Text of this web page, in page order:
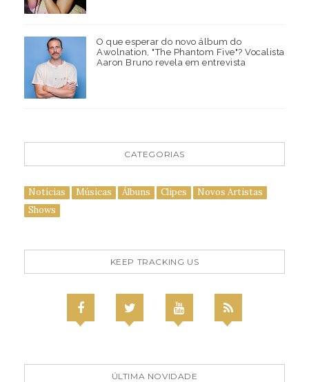
O que esperar do novo álbum do
Awolnation, "The Phantom Five"? Vocalista
Aaron Bruno revela em entrevista
CATEGORIAS
Notícias Músicas Álbuns Clipes
Novos Artistas
Shows
KEEP TRACKING US
ÚLTIMA NOVIDADE